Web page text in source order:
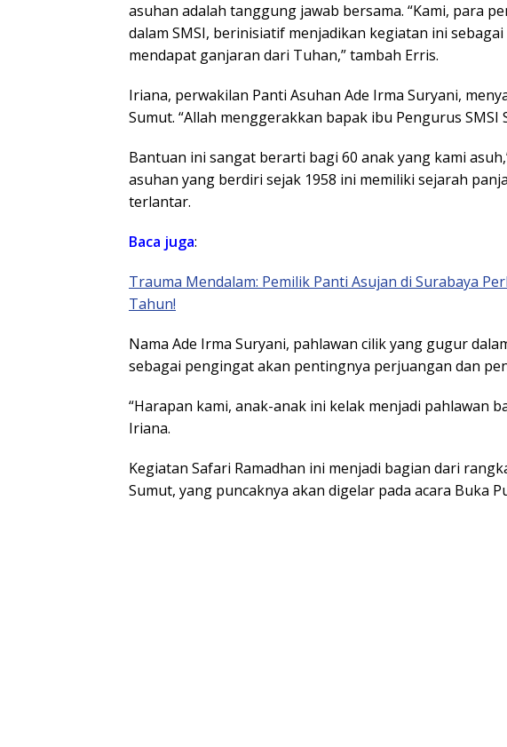
asuhan adalah tanggung jawab bersama. “Kami, para
dalam SMSI, berinisiatif menjadikan kegiatan ini
mendapat ganjaran dari Tuhan,” tambah Erris.
Iriana, perwakilan Panti Asuhan Ade Irma Suryani,
Sumut. “Allah menggerakkan bapak ibu Pengurus SMSI
Bantuan ini sangat berarti bagi 60 anak yang kami
asuhan yang berdiri sejak 1958 ini memiliki sejarah
terlantar.
Baca juga:
Trauma Mendalam: Pemilik Panti Asujan di Surabaya
Tahun!
Nama Ade Irma Suryani, pahlawan cilik yang gugur
sebagai pengingat akan pentingnya perjuangan dan
“Harapan kami, anak-anak ini kelak menjadi pahlawan
Iriana.
Kegiatan Safari Ramadhan ini menjadi bagian dari
Sumut, yang puncaknya akan digelar pada acara Buka